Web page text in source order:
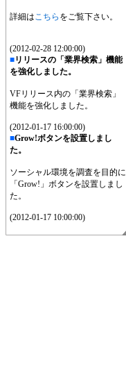
詳細はこちら をご覧下さい。
(2012-02-28 12:00:00)
■リリースの「業界検索」機能
を強化しました。
VFリリース内の「業界検索」
機能を強化しました。
(2012-01-17 16:00:00)
■Grow!ボタンを設置しまし
た。
ソーシャル環境を調査を目的に
「Grow!」ボタンを設置しまし
た。
(2012-01-17 10:00:00)